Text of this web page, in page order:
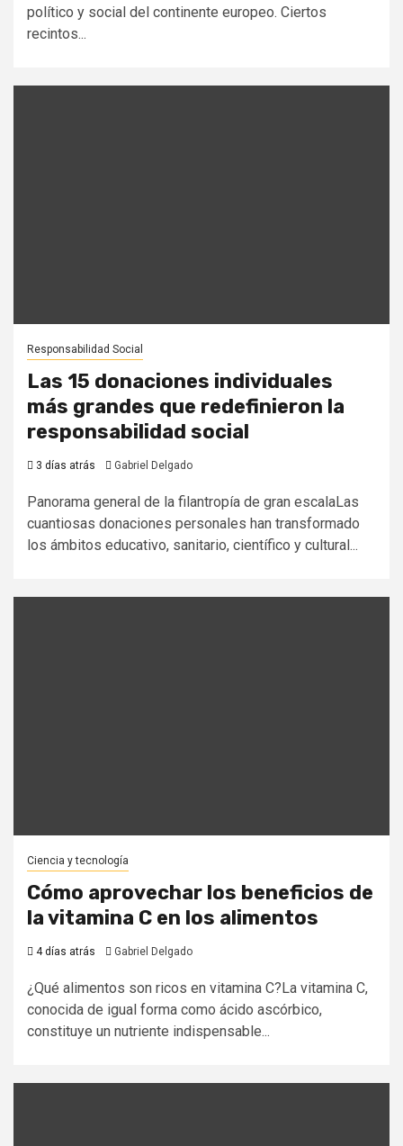
político y social del continente europeo. Ciertos
recintos...
Responsabilidad Social
Las 15 donaciones individuales
más grandes que redefinieron la
responsabilidad social
3 días atrás Gabriel Delgado
Panorama general de la filantropía de gran escalaLas
cuantiosas donaciones personales han transformado
los ámbitos educativo, sanitario, científico y cultural...
Ciencia y tecnología
Cómo aprovechar los beneficios de
la vitamina C en los alimentos
4 días atrás Gabriel Delgado
¿Qué alimentos son ricos en vitamina C?La vitamina C,
conocida de igual forma como ácido ascórbico,
constituye un nutriente indispensable...